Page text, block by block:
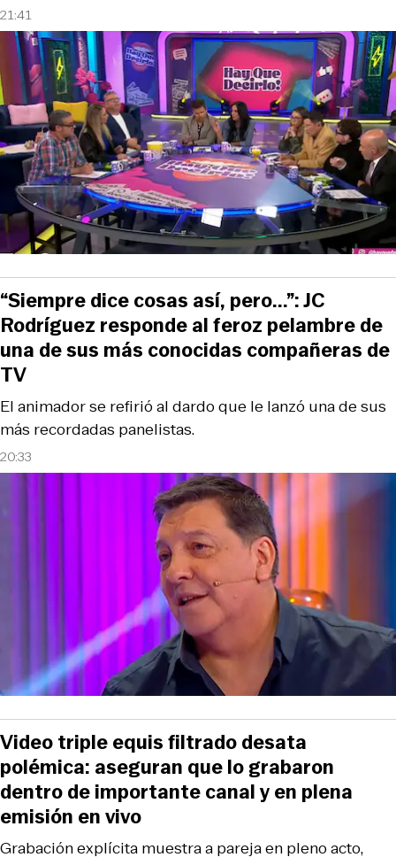
21:41
20:33
El animador se refirió al dardo que le lanzó una de sus
más recordadas panelistas.
“Siempre dice cosas así, pero...”: JC
Rodríguez responde al feroz pelambre de
una de sus más conocidas compañeras de
TV
Grabación explícita muestra a pareja en pleno acto,
Video triple equis filtrado desata
polémica: aseguran que lo grabaron
dentro de importante canal y en plena
emisión en vivo